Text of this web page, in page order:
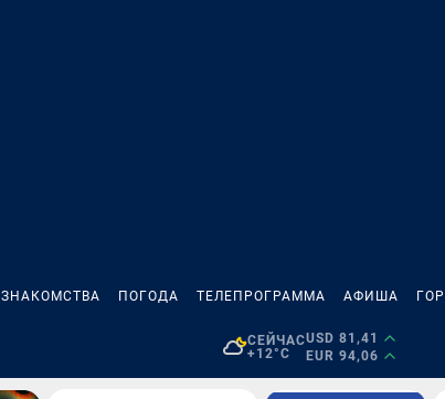
ЗНАКОМСТВА ПОГОДА ТЕЛЕПРОГРАММА АФИША
СЕЙЧАС
+12°C
USD 81,41
EUR 94,06